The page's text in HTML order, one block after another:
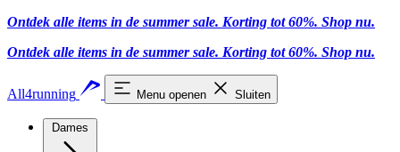
Ontdek alle items in de summer sale. Korting tot 60%. Shop nu.
Ontdek alle items in de summer sale. Korting tot 60%. Shop nu.
All4running Menu openen Sluiten
Dames